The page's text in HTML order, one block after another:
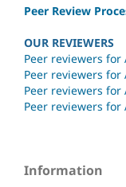
Peer Review
OUR REVIEWERS
Peer reviewers for
Peer reviewers for
Peer reviewers for
Peer reviewers for
Information